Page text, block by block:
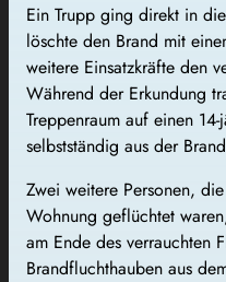
Ein Trupp ging direkt in
löschte den Brand mit
weitere Einsatzkräfte den
Während der Erkundung
Treppenraum auf einen
selbstständig aus der
Zwei weitere Personen,
Wohnung geflüchtet
am Ende des verrauchten
Brandfluchthauben aus